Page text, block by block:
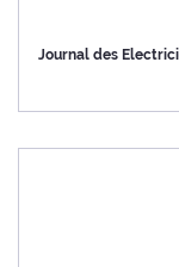
Journal des